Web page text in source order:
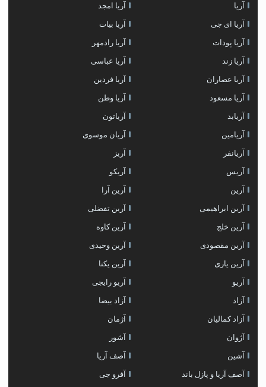
آریا آریا امجد
آریا ای جی آریا بیات
آریا پودات آریا رادمهر
آریا زند آریا عباسی
آریا عصاران آریا فردین
آریا مسعود آریا وطن
آریابد آریاتون
آریامین آریان موسوی
آریانفر آریز
آریس آریکو
آرین آرین آرا
آرین ابراهیمی آرین تفضلی
آرین خلج آرین کاوه
آرین مقصودی آرین وحیدی
آرین یاری آرین یکتا
آریو آریو رایجی
آزاد آزاد بیضا
آزاد کمالیان آژمان
آژوان آشور
آشین آصف آریا
آصف آریا و پازل باند آفرو جی